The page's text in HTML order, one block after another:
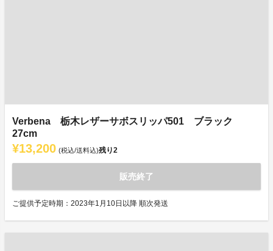
Verbena 栃木レザーサボスリッパ501 ブラック
27cm
¥13,200 (税込/送料込)残り2
販売終了
ご提供予定時期：2023年1月10日以降 順次発送